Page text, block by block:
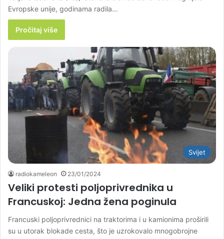
Evropske unije, godinama radila…
Pročitaj više
Svijet
radiokameleon 23/01/2024
Veliki protesti poljoprivrednika u
Francuskoj: Jedna žena poginula
Francuski poljoprivrednici na traktorima i u kamionima proširili
su u utorak blokade cesta, što je uzrokovalo mnogobrojne